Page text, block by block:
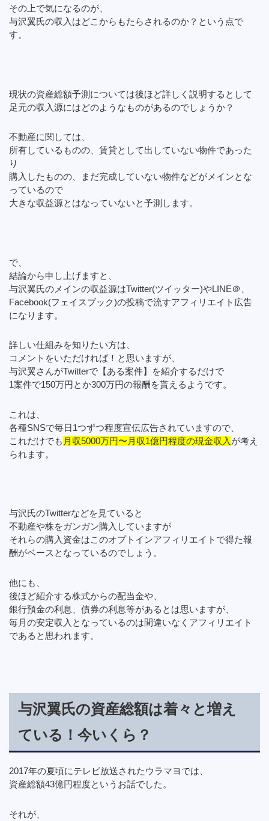
その上で気になるのが、
与沢翼氏の収入はどこからもたらされるのか？という点で
す。
現状の資産総額予測については後ほど詳しく説明するとして
足元の収入源にはどのようなものがあるのでしょうか？
不動産に関しては、
所有しているものの、賃貸として出していない物件であった
り
購入したものの、まだ完成していない物件などがメインとな
っているので
大きな収益源とはなっていないと予測します。
で、
結論から申し上げますと、
与沢翼氏のメインの収益源はTwitter(ツイッター)やLINE＠、
Facebook(フェイスブック)の投稿で流すアフィリエイト広告
になります。
詳しい仕組みを知りたい方は、
コメントをいただければ！と思いますが、
与沢翼さんがTwitterで【ある案件】を紹介するだけで
1案件で150万円とか300万円の報酬を貰えるようです。
これは、
各種SNSで毎日1つずつ程度宣伝広告されていますので、
これだけでも 月収5000万円〜月収1億円程度の現金収入 が考え
られます。
与沢氏のTwitterなどを見ていると
不動産や株をガンガン購入していますが
それらの購入資金はこのオプトインアフィリエイトで得た報
酬がベースとなっているのでしょう。
他にも、
後ほど紹介する株式からの配当金や、
銀行預金の利息、債券の利息等があるとは思いますが、
毎月の安定収入となっているのは間違いなくアフィリエイト
であると思われます。
与沢翼氏の資産総額は着々と増え
ている！今いくら？
2017年の夏頃にテレビ放送されたウラマヨでは、
資産総額43億円程度というお話でした。
それが、